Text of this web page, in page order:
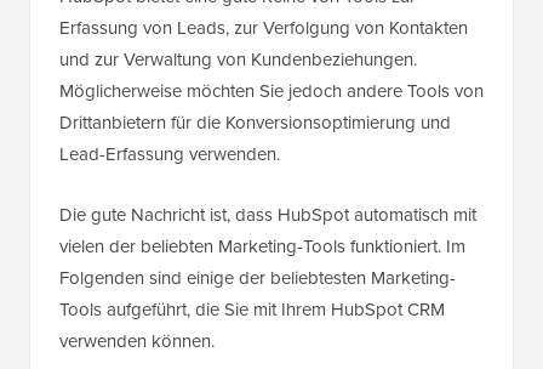
Erfassung von Leads, zur Verfolgung von Kontakten
und zur Verwaltung von Kundenbeziehungen.
Möglicherweise möchten Sie jedoch andere Tools von
Drittanbietern für die Konversionsoptimierung und
Lead-Erfassung verwenden.
Die gute Nachricht ist, dass HubSpot automatisch mit
vielen der beliebten Marketing-Tools funktioniert. Im
Folgenden sind einige der beliebtesten Marketing-
Tools aufgeführt, die Sie mit Ihrem HubSpot CRM
verwenden können.